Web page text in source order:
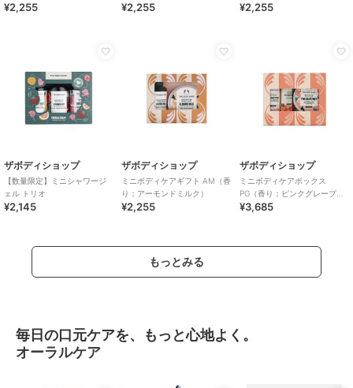
¥2,255
プフルーツ）
¥2,255
ー）
¥2,255
ザボディショップ
【数量限定】ミニシャワージ
ェル トリオ
¥2,145
ザボディショップ
ミニボディケアギフト AM（香
り：アーモンドミルク）
¥2,255
ザボディショップ
ミニボディケアボックス
PG（香り：ピンクグレープフ
ルーツ）
¥3,685
もっとみる
毎日の口元ケアを、もっと心地よく。
オーラルケア